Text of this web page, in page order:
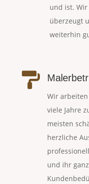
und ist.
überzeugt
weiterhin

Wir arbeiten
viele Jahre
meisten
herzliche
und ihr